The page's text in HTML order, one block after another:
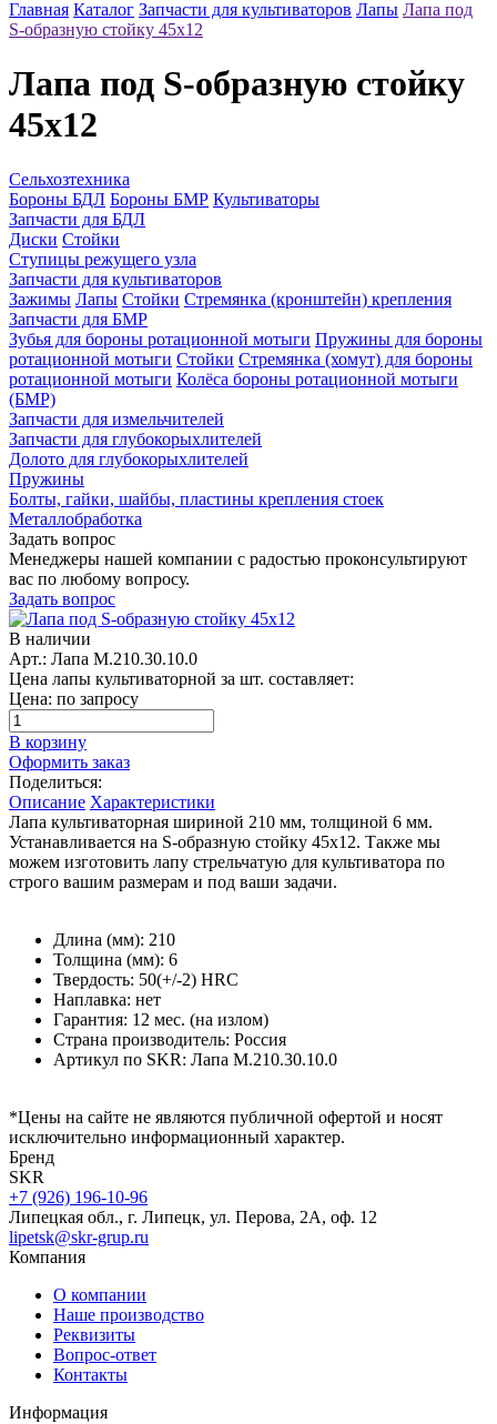
Главная Каталог Запчасти для культиваторов Лапы Лапа под
S-образную стойку 45х12
Лапа под S-образную стойку
45х12
Сельхозтехника
Бороны БДЛ Бороны БМР Культиваторы
Запчасти для БДЛ
Диски Стойки
Ступицы режущего узла
Запчасти для культиваторов
Зажимы Лапы Стойки Стремянка (кронштейн) крепления
Запчасти для БМР
Зубья для бороны ротационной мотыги Пружины для бороны
ротационной мотыги Стойки Стремянка (хомут) для бороны
ротационной мотыги Колёса бороны ротационной мотыги
(БМР)
Запчасти для измельчителей
Запчасти для глубокорыхлителей
Долото для глубокорыхлителей
Пружины
Болты, гайки, шайбы, пластины крепления стоек
Металлобработка
Задать вопрос
Менеджеры нашей компании с радостью проконсультируют
вас по любому вопросу.
Задать вопрос
В наличии
Арт.: Лапа М.210.30.10.0
Цена лапы культиваторной за шт. составляет:
Цена: по запросу
В корзину
Оформить заказ
Поделиться:
Описание Характеристики
Лапа культиваторная шириной 210 мм, толщиной 6 мм.
Устанавливается на S-образную стойку 45х12. Также мы
можем изготовить лапу стрельчатую для культиватора по
строго вашим размерам и под ваши задачи.
Длина (мм): 210
Толщина (мм): 6
Твердость: 50(+/-2) HRC
Наплавка: нет
Гарантия: 12 мес. (на излом)
Страна производитель: Россия
Артикул по SKR: Лапа М.210.30.10.0
*Цены на сайте не являются публичной офертой и носят
исключительно информационный характер.
Бренд
SKR
+7 (926) 196-10-96
Липецкая обл., г. Липецк, ул. Перова, 2А, оф. 12
lipetsk@skr-grup.ru
Компания
О компании
Наше производство
Реквизиты
Вопрос-ответ
Контакты
Информация